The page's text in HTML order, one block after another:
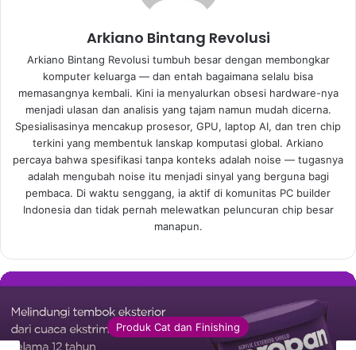
Arkiano Bintang Revolusi
Arkiano Bintang Revolusi tumbuh besar dengan membongkar
komputer keluarga — dan entah bagaimana selalu bisa
memasangnya kembali. Kini ia menyalurkan obsesi hardware-nya
menjadi ulasan dan analisis yang tajam namun mudah dicerna.
Spesialisasinya mencakup prosesor, GPU, laptop AI, dan tren chip
terkini yang membentuk lanskap komputasi global. Arkiano
percaya bahwa spesifikasi tanpa konteks adalah noise — tugasnya
adalah mengubah noise itu menjadi sinyal yang berguna bagi
pembaca. Di waktu senggang, ia aktif di komunitas PC builder
Indonesia dan tidak pernah melewatkan peluncuran chip besar
manapun.
Produk Cat dan Finishing